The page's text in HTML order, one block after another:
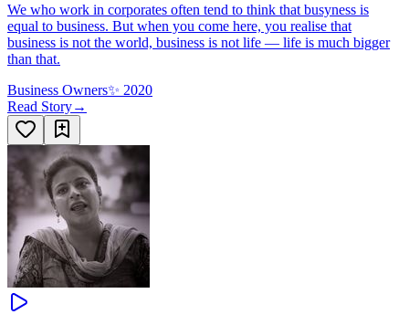
We who work in corporates often tend to think that busyness is
equal to business. But when you come here, you realise that
business is not the world, business is not life — life is much bigger
than that.
Business Owners✨ 2020
Read Story→